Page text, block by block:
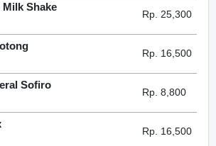
Milk Shake
Rp. 25,300
Rp. 16,500
Sofiro
Rp. 8,800
Rp. 16,500